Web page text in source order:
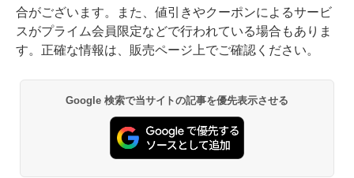
合がございます。また、値引きやクーポンによるサービ
スがプライム会員限定などで行われている場合もありま
す。正確な情報は、販売ページ上でご確認ください。
Google 検索で当サイトの記事を優先表示させる